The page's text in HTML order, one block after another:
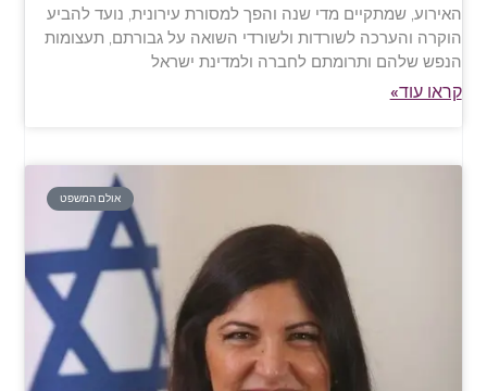
האירוע, שמתקיים מדי שנה והפך למסורת עירונית, נועד להביע
הוקרה והערכה לשורדות ולשורדי השואה על גבורתם, תעצומות
הנפש שלהם ותרומתם לחברה ולמדינת ישראל
קראו עוד»
אולם המשפט